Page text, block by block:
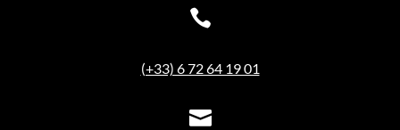

(+33) 6 72 64 19 01
